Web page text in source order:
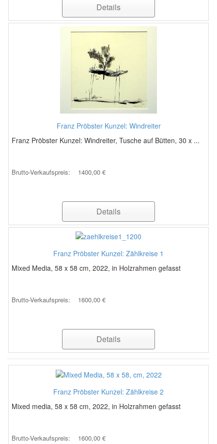
Details
Franz Pröbster Kunzel: Windreiter
Franz Pröbster Kunzel: Windreiter, Tusche auf Bütten, 30 x ...
Brutto-Verkaufspreis: 1400,00 €
Details
Franz Pröbster Kunzel: Zählkreise 1
Mixed Media, 58 x 58 cm, 2022, in Holzrahmen gefasst
Brutto-Verkaufspreis: 1600,00 €
Details
Franz Pröbster Kunzel: Zählkreise 2
Mixed media, 58 x 58 cm, 2022, in Holzrahmen gefasst
Brutto-Verkaufspreis: 1600,00 €